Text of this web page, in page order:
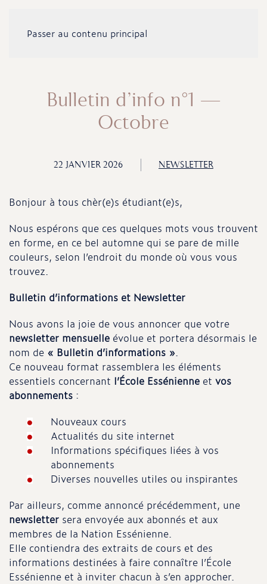
Passer au contenu principal
Bulletin d’info n°1 –
Octobre
22 JANVIER 2026 NEWSLETTER
Bonjour à tous chèr(e)s étudiant(e)s,
Nous espérons que ces quelques mots vous trouvent
en forme, en ce bel automne qui se pare de mille
couleurs, selon l’endroit du monde où vous vous
trouvez.
Bulletin d’informations et Newsletter
Nous avons la joie de vous annoncer que votre
newsletter mensuelle évolue et portera désormais le
nom de « Bulletin d’informations ».
Ce nouveau format rassemblera les éléments
essentiels concernant l’École Essénienne et vos
abonnements :
Nouveaux cours
Actualités du site internet
Informations spécifiques liées à vos
abonnements
Diverses nouvelles utiles ou inspirantes
Par ailleurs, comme annoncé précédemment, une
newsletter sera envoyée aux abonnés et aux
membres de la Nation Essénienne.
Elle contiendra des extraits de cours et des
informations destinées à faire connaître l’École
Essénienne et à inviter chacun à s’en approcher.